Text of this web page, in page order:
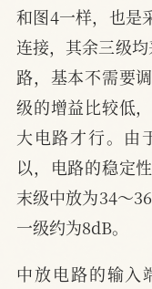
和图4一样，也是
连接，其余三级
路，基本不需要
级的增益比较低
大电路才行。由
以，电路的稳定
末级中放为34～
一级约为8dB。
中放电路的输入